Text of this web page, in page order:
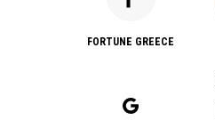
FORTUNE GREECE